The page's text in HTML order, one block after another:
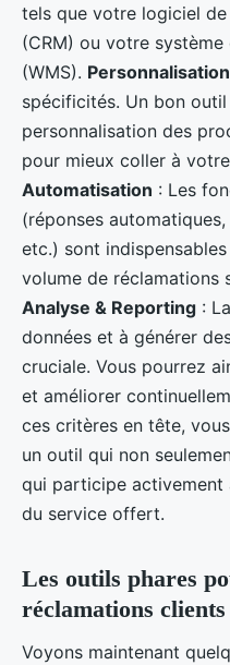
tels que votre logiciel
(CRM) ou votre
(WMS). Personnalisation
spécificités. Un bon
personnalisation des
pour mieux coller à
Automatisation : Les
(réponses
etc.) sont
volume de réclamations
Analyse & Reporting :
données et à générer
cruciale. Vous pourrez
et améliorer
ces critères en tête,
un outil qui non
qui participe activement
du service offert.
Les outils phares
réclamations clients
Voyons maintenant